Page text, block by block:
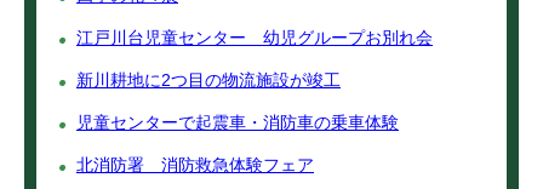
江戸川台児童センター 幼児グループお別れ会
新川耕地に2つ目の物流施設が竣工
児童センターで起震車・消防車の乗車体験
北消防署 消防救急体験フェア